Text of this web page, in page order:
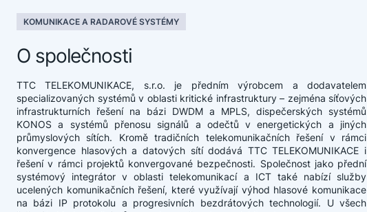
KOMUNIKACE A RADAROVÉ SYSTÉMY
O společnosti
TTC TELEKOMUNIKACE, s.r.o. je předním výrobcem a dodavatelem
specializovaných systémů v oblasti kritické infrastruktury – zejména síťových
infrastrukturních řešení na bázi DWDM a MPLS, dispečerských systémů
KONOS a systémů přenosu signálů a odečtů v energetických a jiných
průmyslových sítích. Kromě tradičních telekomunikačních řešení v rámci
konvergence hlasových a datových sítí dodává TTC TELEKOMUNIKACE i
řešení v rámci projektů konvergované bezpečnosti. Společnost jako přední
systémový integrátor v oblasti telekomunikací a ICT také nabízí služby
ucelených komunikačních řešení, které využívají výhod hlasové komunikace
na bázi IP protokolu a progresivních bezdrátových technologií. U všech